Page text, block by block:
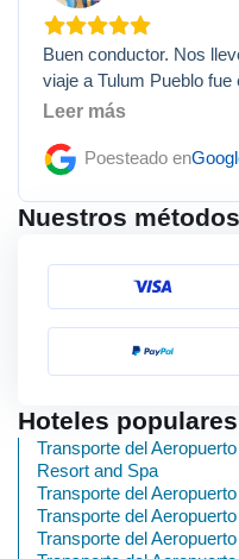
Buen conductor. Nos
viaje a Tulum Pueblo fue
Leer más
Poesteado en
Nuestros
Hoteles populares
Transporte del
Resort and Spa
Transporte del
Transporte del
Transporte del